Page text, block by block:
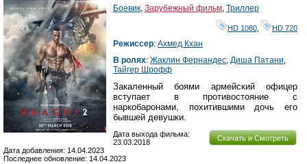
Боевик, Зарубежный фильм, Триллер
HD 1080, HD 720
Режиссер: Ахмед Кхан
В ролях: Жаклин Фернандес, Диша Патани,
Тайгер Шрофф
Закаленный боями армейский офицер
вступает в противостояние с
наркобаронами, похитившими дочь его
бывшей девушки.
Скачать и Смотреть
Дата выхода фильма:
23.03.2018
Дата добавления: 14.04.2023
Последнее обновление: 14.04.2023